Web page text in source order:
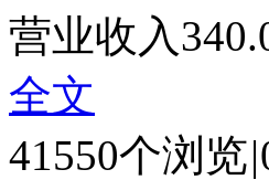
营业收入
全文
41550个浏览|